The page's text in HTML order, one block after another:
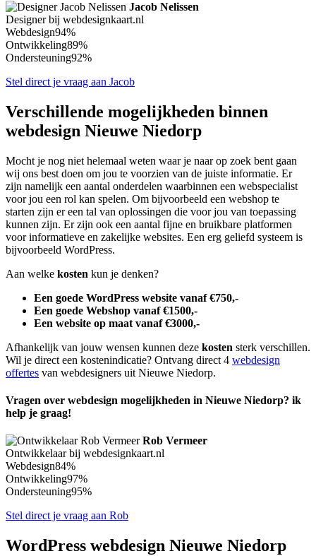
Jacob Nelissen
Designer bij webdesignkaart.nl
Webdesign94%
Ontwikkeling89%
Ondersteuning92%
Stel direct je vraag aan Jacob
Verschillende mogelijkheden binnen
webdesign Nieuwe Niedorp
Mocht je nog niet helemaal weten waar je naar op zoek bent gaan
wij ons best doen om jou te voorzien van de juiste informatie. Er
zijn namelijk een aantal onderdelen waarbinnen een webspecialist
voor jou een rol kan spelen. Om bijvoorbeeld een webshop te
starten zijn er een tal van oplossingen die voor jou van toepassing
kunnen zijn. Er zijn ook een aantal fijne en bruikbare platformen
voor informatieve en zakelijke websites. Een erg geliefd systeem is
bijvoorbeeld WordPress.
Aan welke kosten kun je denken?
Een goede WordPress website vanaf €750,-
Een goede Webshop vanaf €1500,-
Een website op maat vanaf €3000,-
Afhankelijk van jouw wensen kunnen deze kosten sterk verschillen.
Wil je direct een kostenindicatie? Ontvang direct 4 webdesign
offertes van webdesigners uit Nieuwe Niedorp.
Vragen over webdesign mogelijkheden in Nieuwe Niedorp? ik
help je graag!
Rob Vermeer
Ontwikkelaar bij webdesignkaart.nl
Webdesign84%
Ontwikkeling97%
Ondersteuning95%
Stel direct je vraag aan Rob
WordPress webdesign Nieuwe Niedorp